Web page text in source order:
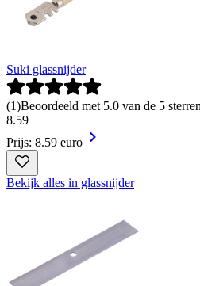
Suki glassnijder
(1)Beoordeeld met 5.0 van de 5
8.59
Prijs: 8.59 euro
Bekijk alles in glassnijder